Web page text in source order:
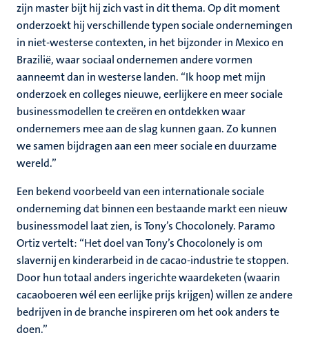
zijn master bijt hij zich vast in dit thema. Op dit moment
onderzoekt hij verschillende typen sociale ondernemingen
in niet-westerse contexten, in het bijzonder in Mexico en
Brazilië, waar sociaal ondernemen andere vormen
aanneemt dan in westerse landen. “Ik hoop met mijn
onderzoek en colleges nieuwe, eerlijkere en meer sociale
businessmodellen te creëren en ontdekken waar
ondernemers mee aan de slag kunnen gaan. Zo kunnen
we samen bijdragen aan een meer sociale en duurzame
wereld.”
Een bekend voorbeeld van een internationale sociale
onderneming dat binnen een bestaande markt een nieuw
businessmodel laat zien, is Tony’s Chocolonely. Paramo
Ortiz vertelt: “Het doel van Tony’s Chocolonely is om
slavernij en kinderarbeid in de cacao-industrie te stoppen.
Door hun totaal anders ingerichte waardeketen (waarin
cacaoboeren wél een eerlijke prijs krijgen) willen ze andere
bedrijven in de branche inspireren om het ook anders te
doen.”